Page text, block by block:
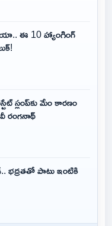
ఈ 10 హ్యాంగింగ్
మేం కారణం
రంగనాథ్
భద్రతతో పాటు ఇంటికి